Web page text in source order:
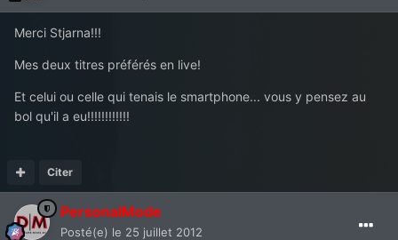
Merci Stjarna!!!
Mes deux titres préférés en live!
Et celui ou celle qui tenais le smartphone... vous y pensez au
bol qu'il a eu!!!!!!!!!!!!
Citer
PersonalMode
Posté(e) le 25 juillet 2012